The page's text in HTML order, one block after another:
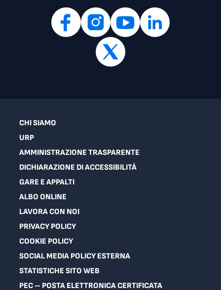
CHI SIAMO
URP
AMMINISTRAZIONE TRASPARENTE
DICHIARAZIONE DI ACCESSIBILITÀ
GARE E APPALTI
ALBO ONLINE
LAVORA CON NOI
PRIVACY POLICY
COOKIE POLICY
SOCIAL MEDIA POLICY ESTERNA
STATISTICHE SITO WEB
PEC – POSTA ELETTRONICA CERTIFICATA